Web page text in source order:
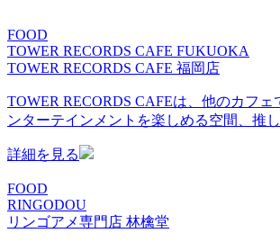
FOOD
TOWER RECORDS CAFE FUKUOKA
TOWER RECORDS CAFE 福岡店
TOWER RECORDS CAFEは、他のカフェ
ンターテインメントを楽しめる空間、推
詳細を見る
FOOD
RINGODOU
リンゴアメ専門店 林檎堂